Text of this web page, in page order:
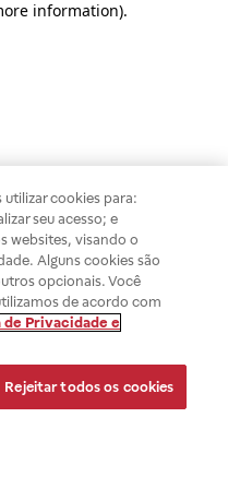
information).
cookies para:
seu acesso; e
websites, visando o
Alguns cookies são
opcionais. Você
de acordo com
de Privacidade e
Rejeitar todos os cookies